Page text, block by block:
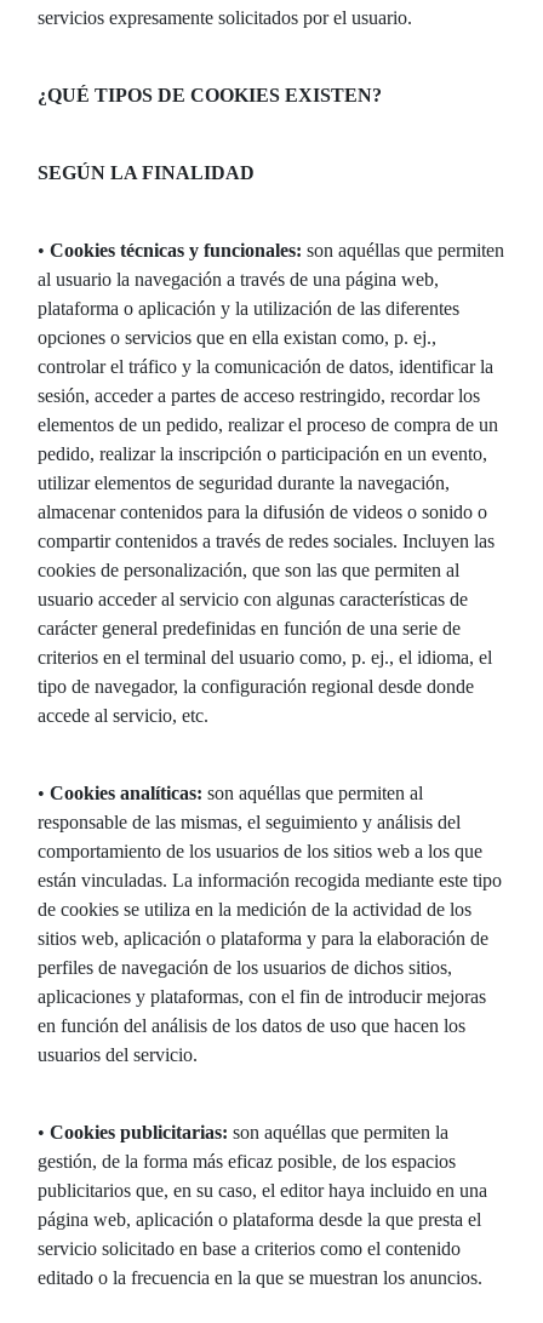
servicios expresamente solicitados por el usuario.
¿QUÉ TIPOS DE COOKIES EXISTEN?
SEGÚN LA FINALIDAD
• Cookies técnicas y funcionales: son aquéllas que permiten
al usuario la navegación a través de una página web,
plataforma o aplicación y la utilización de las diferentes
opciones o servicios que en ella existan como, p. ej.,
controlar el tráfico y la comunicación de datos, identificar la
sesión, acceder a partes de acceso restringido, recordar los
elementos de un pedido, realizar el proceso de compra de un
pedido, realizar la inscripción o participación en un evento,
utilizar elementos de seguridad durante la navegación,
almacenar contenidos para la difusión de videos o sonido o
compartir contenidos a través de redes sociales. Incluyen las
cookies de personalización, que son las que permiten al
usuario acceder al servicio con algunas características de
carácter general predefinidas en función de una serie de
criterios en el terminal del usuario como, p. ej., el idioma, el
tipo de navegador, la configuración regional desde donde
accede al servicio, etc.
• Cookies analíticas: son aquéllas que permiten al
responsable de las mismas, el seguimiento y análisis del
comportamiento de los usuarios de los sitios web a los que
están vinculadas. La información recogida mediante este tipo
de cookies se utiliza en la medición de la actividad de los
sitios web, aplicación o plataforma y para la elaboración de
perfiles de navegación de los usuarios de dichos sitios,
aplicaciones y plataformas, con el fin de introducir mejoras
en función del análisis de los datos de uso que hacen los
usuarios del servicio.
• Cookies publicitarias: son aquéllas que permiten la
gestión, de la forma más eficaz posible, de los espacios
publicitarios que, en su caso, el editor haya incluido en una
página web, aplicación o plataforma desde la que presta el
servicio solicitado en base a criterios como el contenido
editado o la frecuencia en la que se muestran los anuncios.